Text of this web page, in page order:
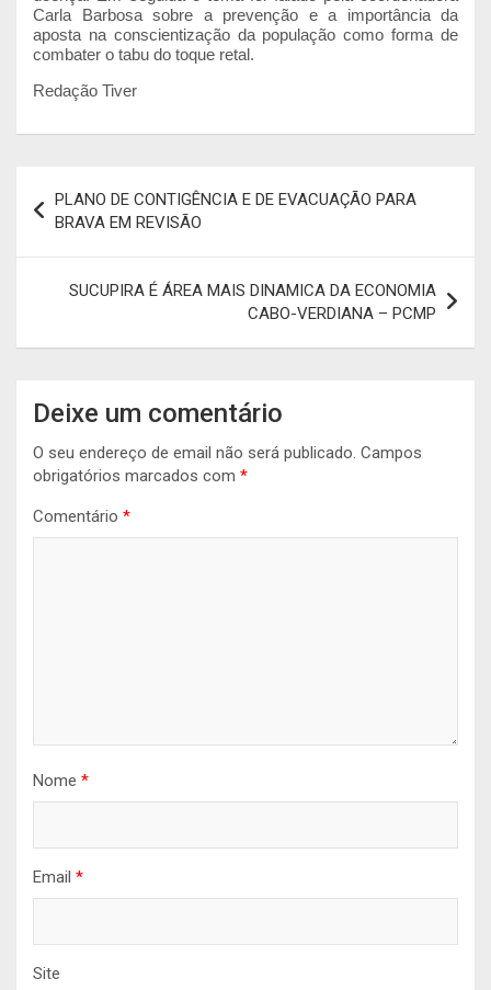
Carla Barbosa sobre a prevenção e a importância da
aposta na conscientização da população como forma de
combater o tabu do toque retal.
Redação Tiver
de
artigos
PLANO DE CONTIGÊNCIA E DE EVACUAÇÃO PARA
BRAVA EM REVISÃO
SUCUPIRA É ÁREA MAIS DINAMICA DA ECONOMIA
CABO-VERDIANA – PCMP
Deixe um comentário
O seu endereço de email não será publicado. Campos
obrigatórios marcados com *
Comentário *
Nome *
Email *
Site